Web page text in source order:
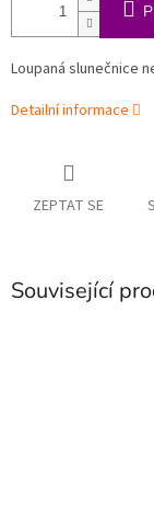
Loupaná slunečnice
Detailní informace
ZEPTAT SE
Související